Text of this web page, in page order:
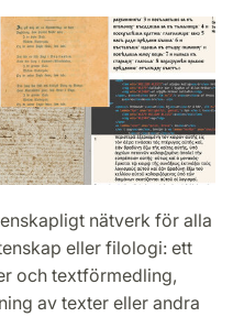
nätverk för alla
eller filologi: ett
och textförmedling,
av texter eller andra